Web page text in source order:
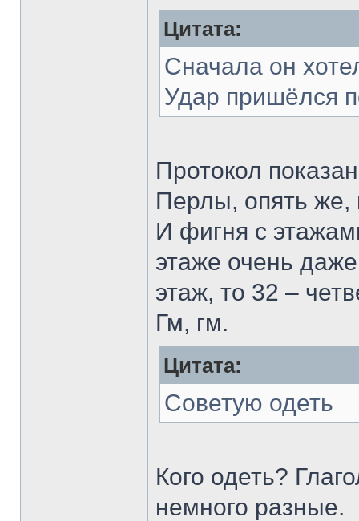
Цитата:
Сначала он
Удар пришёлся
Протокол
Перлы, опять же,
И фигня с
этаже очень
этаж, то 32 –
Гм, гм.
Цитата:
Советую одеть
Кого одеть?
немного разные.